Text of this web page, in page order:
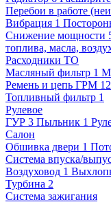
Перебои в работе
Вибрация 1
Снижение мощности
топлива, масла,
Расходники ТО
Масляный фильтр 1
Ремень и цепь ГРМ 12
Топливный фильтр 1
Рулевое
ГУР 3 Пыльник 1
Салон
Обшивка двери 1
Система впуска/
Воздуховод 1
Турбина 2
Система зажигания